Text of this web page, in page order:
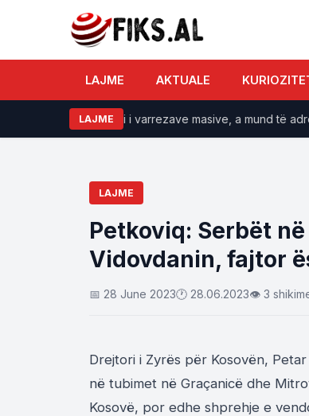
LAJME AKTUALE
LAJME
Zbulimi i varrezave masive, a mund të
LAJME
Petkoviq: Serbët
Vidovdanin, fajtor
📅 28 June 2023🕐 28.06.2023👁 3
Drejtori i Zyrës për Kosovën,
në tubimet në Graçanicë dhe
Kosovë, por edhe shprehje e